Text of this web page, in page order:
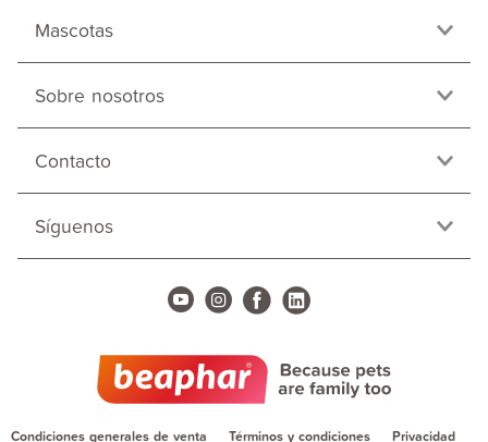
Mascotas
Sobre nosotros
Contacto
Síguenos
Condiciones generales de venta Términos y condiciones Privacidad